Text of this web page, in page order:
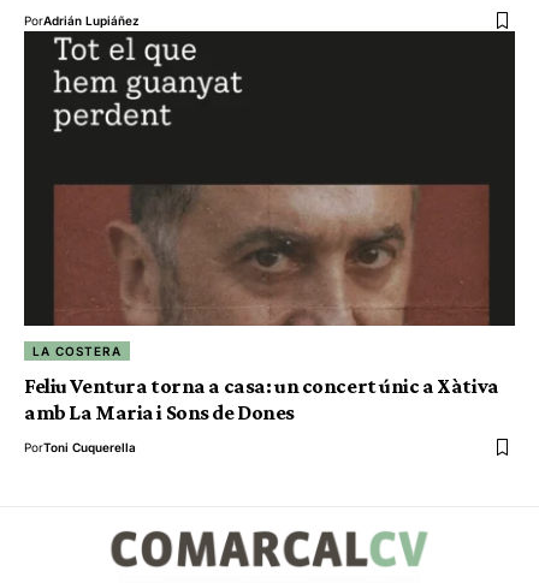
PorAdrián Lupiáñez
LA COSTERA
Feliu Ventura torna a casa: un concert únic a Xàtiva
amb La Maria i Sons de Dones
PorToni Cuquerella